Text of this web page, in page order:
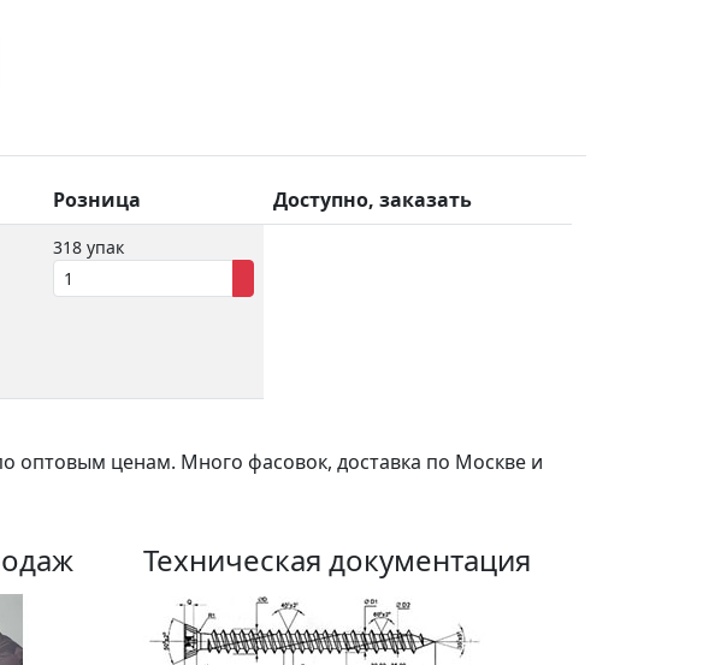
Розница
Доступно, заказать
318 упак
оптовым ценам. Много фасовок, доставка по Москве и
Техническая документация